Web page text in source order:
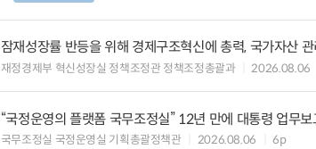
잠재성장률 반등을 위해 경제구조혁신에 총력, 국가자산
재정경제부 혁신성장실 정책조정관 정책조정총괄과 2026.08.06
“국정운영의 플랫폼 국무조정실” 12년 만에 대통령 업무보
국무조정실 국정운영실 기획총괄정책관 2026.08.06 6p